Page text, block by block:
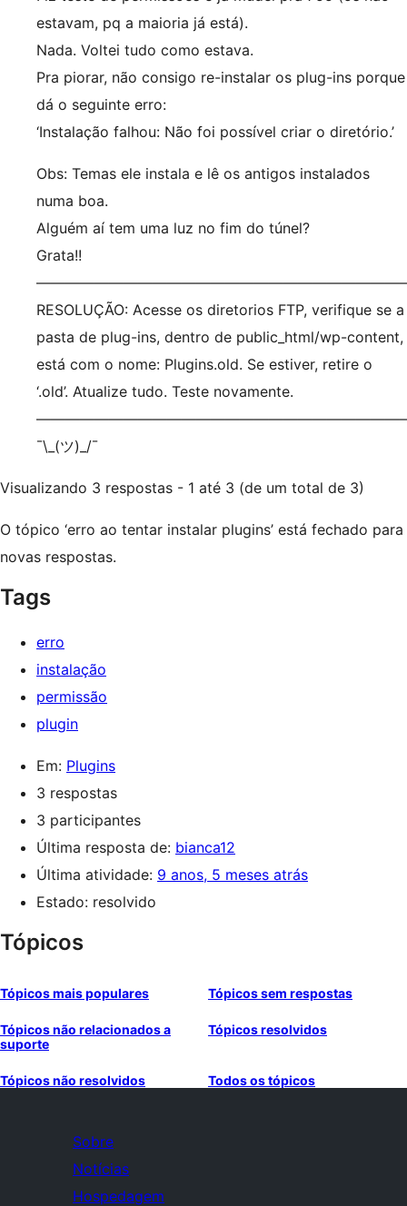
estavam, pq a maioria já está).
Nada. Voltei tudo como estava.
Pra piorar, não consigo re-instalar os plug-ins porque
dá o seguinte erro:
‘Instalação falhou: Não foi possível criar o diretório.’
Obs: Temas ele instala e lê os antigos instalados
numa boa.
Alguém aí tem uma luz no fim do túnel?
Grata!!
RESOLUÇÃO: Acesse os diretorios FTP, verifique se a
pasta de plug-ins, dentro de public_html/wp-content,
está com o nome: Plugins.old. Se estiver, retire o
‘.old’. Atualize tudo. Teste novamente.
¯\_(ツ)_/¯
Visualizando 3 respostas - 1 até 3 (de um total de 3)
O tópico ‘erro ao tentar instalar plugins’ está fechado para
novas respostas.
Tags
erro
instalação
permissão
plugin
Em: Plugins
3 respostas
3 participantes
Última resposta de: bianca12
Última atividade: 9 anos, 5 meses atrás
Estado: resolvido
Tópicos
Tópicos mais populares Tópicos sem respostas
Tópicos não relacionados a
suporte
Tópicos resolvidos
Tópicos não resolvidos Todos os tópicos
Sobre
Notícias
Hospedagem